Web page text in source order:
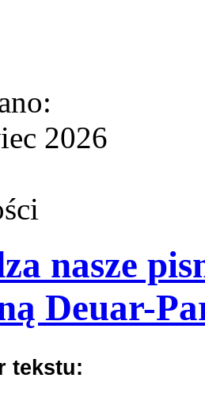
2026
nasze
Deuar-
tekstu: